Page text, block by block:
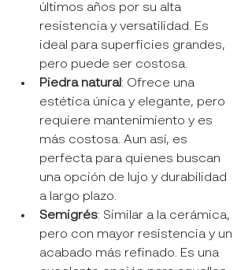
últimos años por su alta
resistencia y versatilidad. Es
ideal para superficies grandes,
pero puede ser costosa.
Piedra natural: Ofrece una
estética única y elegante, pero
requiere mantenimiento y es
más costosa. Aun así, es
perfecta para quienes buscan
una opción de lujo y durabilidad
a largo plazo.
Semigrés: Similar a la cerámica,
pero con mayor resistencia y un
acabado más refinado. Es una